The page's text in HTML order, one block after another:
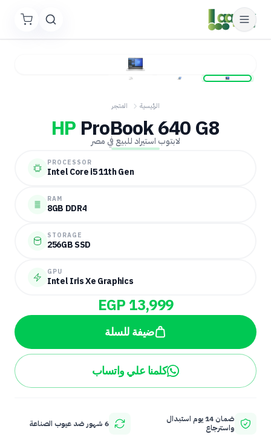
الرئيسية المتجر
HP ProBook 640 G8
لابتوب استيراد للبيع في مصر
PROCESSOR
Intel Core i5 11th Gen
RAM
8GB DDR4
STORAGE
256GB SSD
GPU
Intel Iris Xe Graphics
EGP 13,999
ضيفة للسلة
كلمنا علي واتساب
ضمان 14 يوم استبدال
واسترجاع
6 شهور ضد عيوب الصناعة